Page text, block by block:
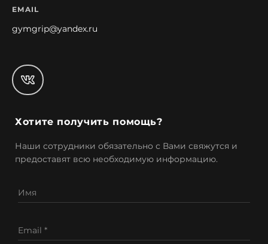
EMAIL
gymgrip@yandex.ru
Хотите получить помощь?
Наши сотрудники обязательно с Вами свяжутся и
предоставят всю необходимую информацию.
Имя
Email *